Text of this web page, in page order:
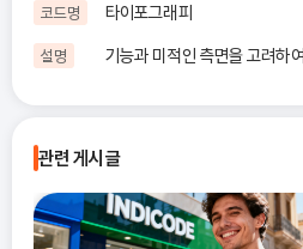
코드명 타이포그래피
설명 기능과 미적인 측면을 고려하
관련 게시글